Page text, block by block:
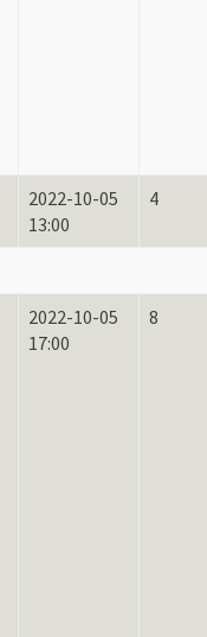
2022-10-05
13:00
4
2022-10-05
17:00
8